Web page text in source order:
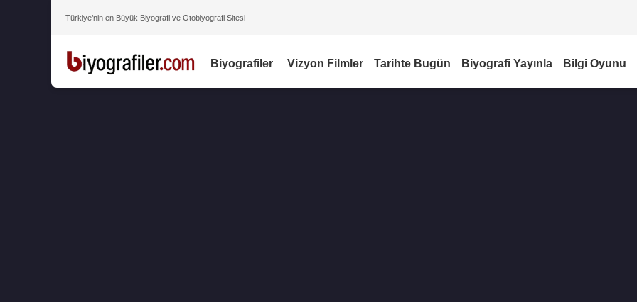
Türkiye’nin en Büyük Biyografi ve Otobiyografi Sitesi
Biyografiler Vizyon Filmler Tarihte Bugün Biyografi Yayınla Bilgi Oyunu